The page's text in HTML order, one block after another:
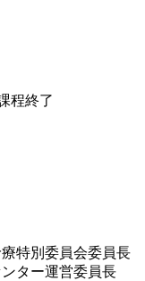
程終了
特別委員会委員長
ター運営委員長